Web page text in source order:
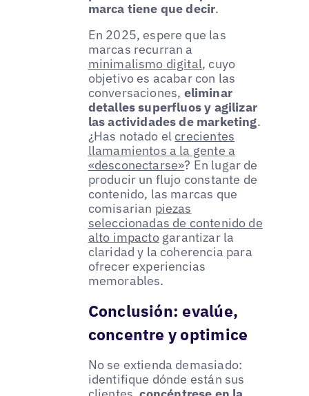
marca tiene que decir.
En 2025, espere que las
marcas recurran a
minimalismo digital, cuyo
objetivo es acabar con las
conversaciones, eliminar
detalles superfluos y agilizar
las actividades de marketing.
¿Has notado elcrecientes
llamamientos a la gente a
«desconectarse»? En lugar de
producir un flujo constante de
contenido, las marcas que
comisarian piezas
seleccionadas de contenido de
alto impactogarantizar la
claridad y la coherencia para
ofrecer experiencias
memorables.
Conclusión: evalúe,
concentre y optimice
No se extienda demasiado:
identifique dónde están sus